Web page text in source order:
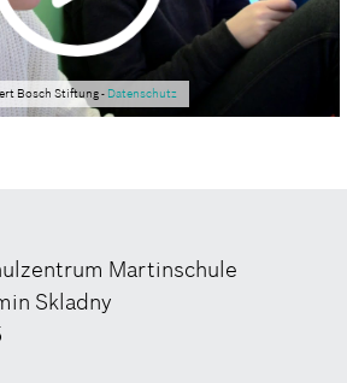
Bosch Stiftung - Datenschutz
Martinschule
Skladny